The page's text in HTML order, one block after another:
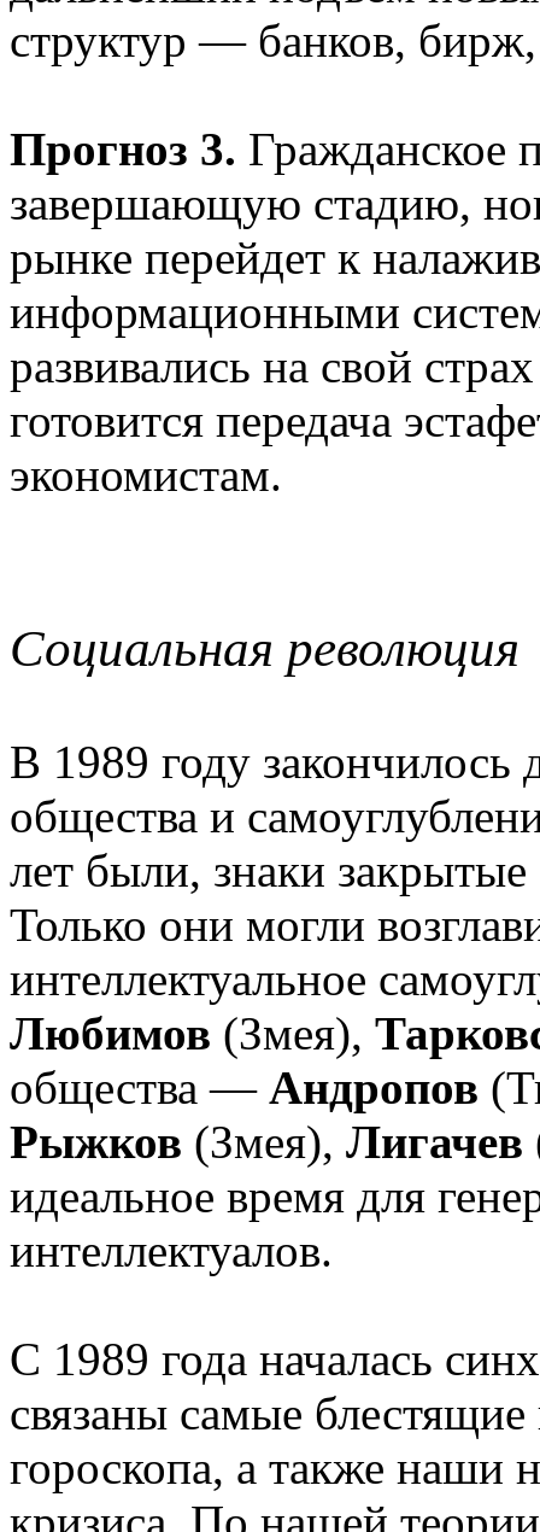
структур — банков,
Прогноз 3. Гражданское
завершающую стадию,
рынке перейдет к
информационными
развивались на свой
готовится передача
экономистам.
Социальная революция
В 1989 году закончилось
общества и
лет были, знаки
Только они могли
интеллектуальное
Любимов (Змея),
общества — Андропов
Рыжков (Змея), Лигачев
идеальное время для
интеллектуалов.
С 1989 года началась
связаны самые
гороскопа, а также наши
кризиса. По нашей